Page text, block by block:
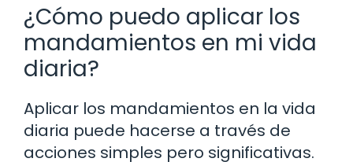
¿Cómo puedo aplicar los
mandamientos en mi vida
diaria?
Aplicar los mandamientos en la vida
diaria puede hacerse a través de
acciones simples pero significativas.